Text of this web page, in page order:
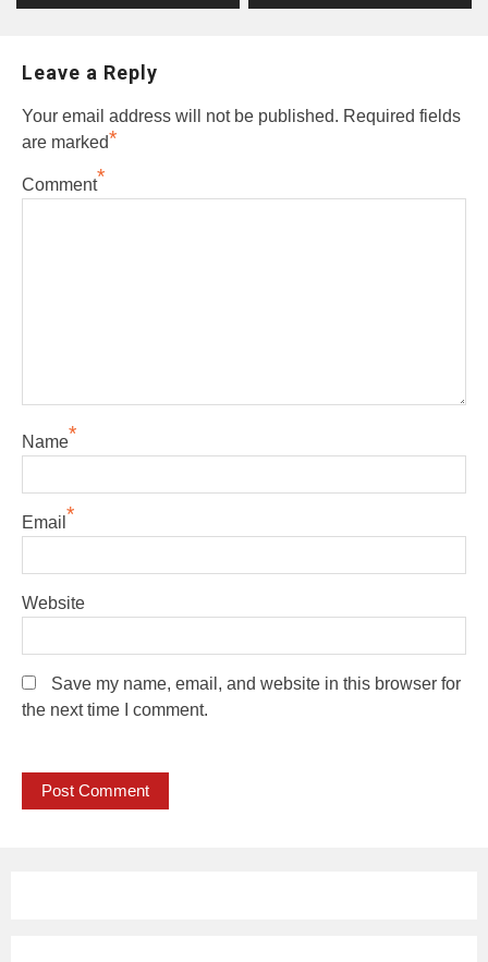
Leave a Reply
Your email address will not be published. Required fields
are marked*
Comment*
Name*
Email *
Website
Save my name, email, and website in this browser for
the next time I comment.